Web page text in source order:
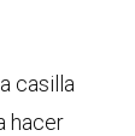
casilla
hacer